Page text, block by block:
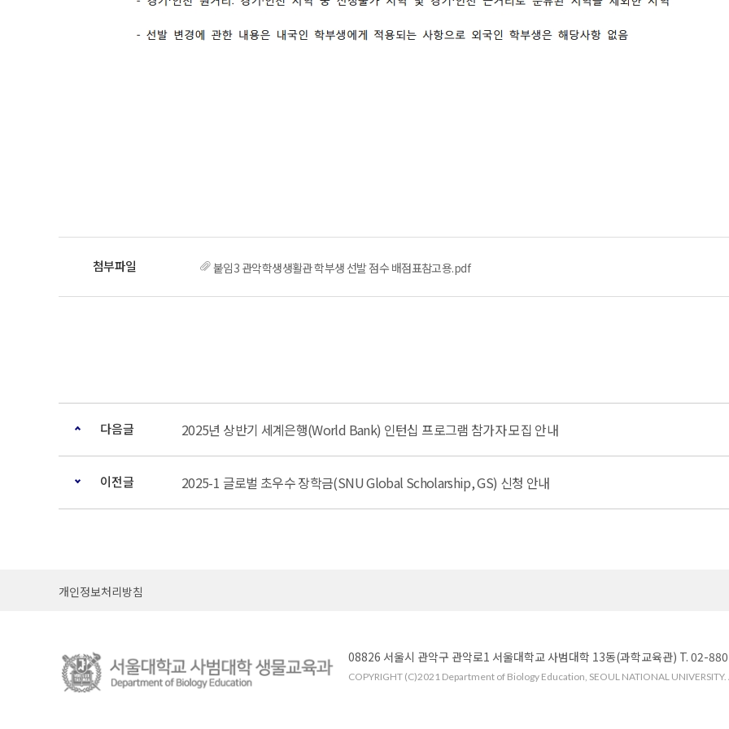
붙임3 관악학생생활관 학부생 선발 점수 배점표참고용.pdf
다음글 2025년 상반기 세계은행(World Bank) 인턴십 프로그램 참가자 모집 안내
이전글 2025-1 글로벌 초우수 장학금(SNU Global Scholarship, GS) 신청 안내
개인정보처리방침
08826 서울시 관악구 관악로1 서울대학교 사범대학 13동(과학교육관) T. 02-
COPYRIGHT (C)2021 Department of Biology Education, SEOUL NATIONAL